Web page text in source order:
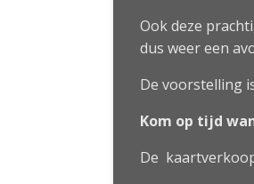
Ook deze
dus weer een
De voorstelling
Kom op tijd
De